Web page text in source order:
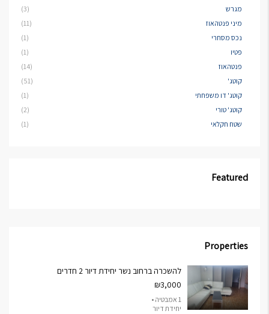
מגרש
(3)
מיני פנטהאוז
(11)
נכס מסחרי
(1)
פטיו
(1)
פנטהאוז
(14)
קוטג'
(51)
קוטג' דו משפחתי
(1)
קוטג' טורי
(2)
שטח חקלאי
(1)
Featured
Properties
להשכרה ברחוב נשר יחידת דיור 2 חדרים
₪3,000
1 אמבטיה •
יחידת דיור